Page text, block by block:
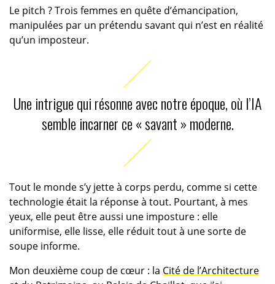
Le pitch ? Trois femmes en quête d’émancipation,
manipulées par un prétendu savant qui n’est en réalité
qu’un imposteur.
Une intrigue qui résonne avec notre époque, où l’IA
semble incarner ce « savant » moderne.
Tout le monde s’y jette à corps perdu, comme si cette
technologie était la réponse à tout. Pourtant, à mes
yeux, elle peut être aussi une imposture : elle
uniformise, elle lisse, elle réduit tout à une sorte de
soupe informe.
Mon deuxième coup de cœur : la Cité de l’Architecture